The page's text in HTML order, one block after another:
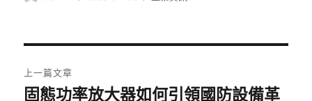
章
上一篇文章
上
固態功率放大器如何引領國防設備革